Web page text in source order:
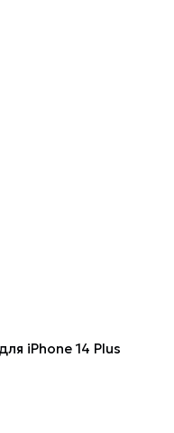
iPhone 14 Plus